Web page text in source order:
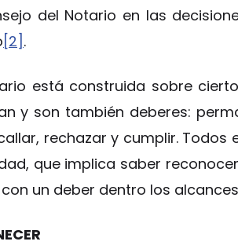
del Notario en las
[2] .
está construida sobre
y son también deberes:
rechazar y cumplir.
que implica saber
un deber dentro los